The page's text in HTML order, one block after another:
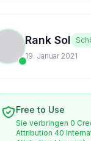
Rank Sol
19. Januar 2021
Free to Use
Sie verbringen 0
Attribution 40